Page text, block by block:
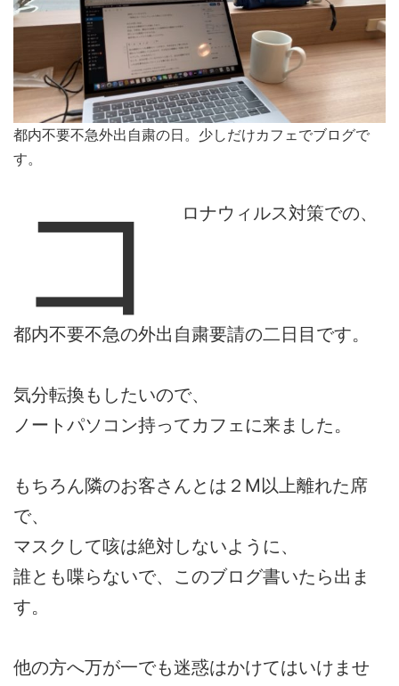
都内不要不急外出自粛の日。少しだけカフェでブログで
す。
コ ロナウィルス対策での、
都内不要不急の外出自粛要請の二日目です。
気分転換もしたいので、
ノートパソコン持ってカフェに来ました。
もちろん隣のお客さんとは２M以上離れた席
で、
マスクして咳は絶対しないように、
誰とも喋らないで、このブログ書いたら出ま
す。
他の方へ万が一でも迷惑はかけてはいけませ